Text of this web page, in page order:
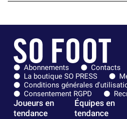
Abonnements
Contacts
La boutique SO PRESS
Conditions générales
Consentement RGPD
Joueurs en
tendance
Équipes en
tendance